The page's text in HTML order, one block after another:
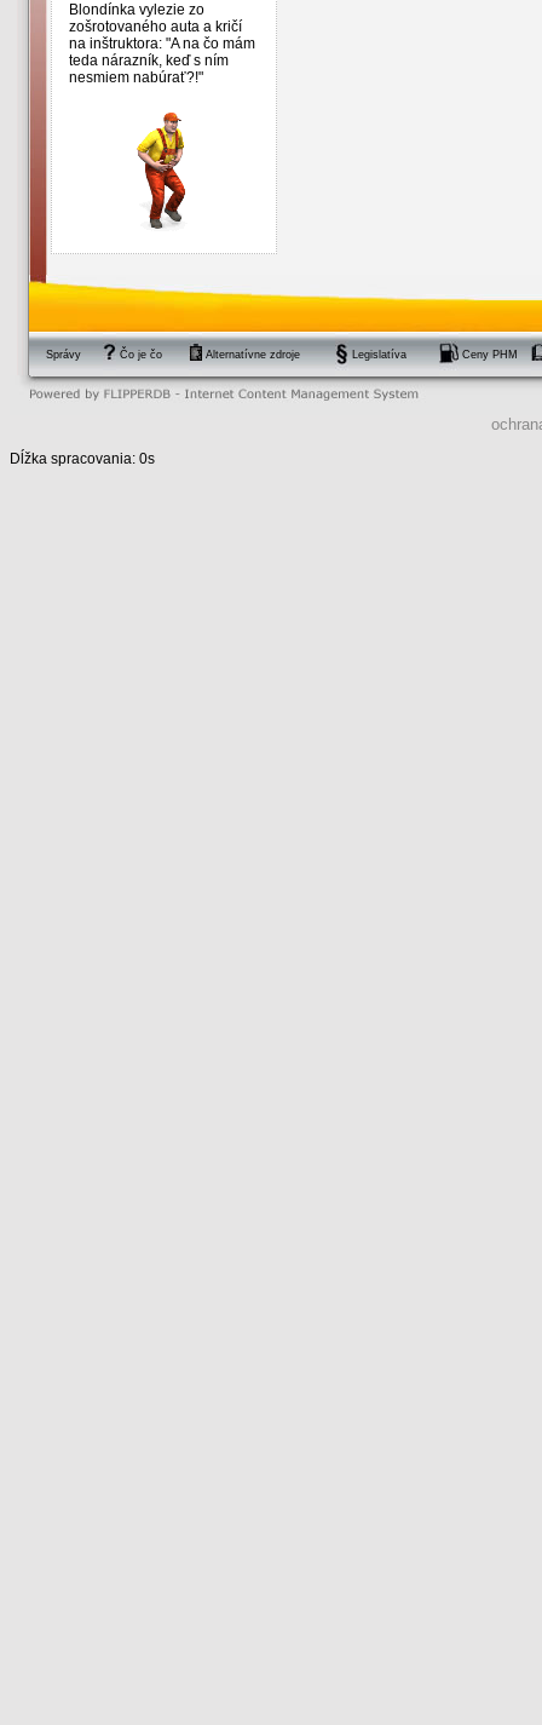
Blondínka vylezie zo
zošrotovaného auta a kričí
na inštruktora: "A na čo mám
teda nárazník, keď s ním
nesmiem nabúrať?!"
Správy Čo je čo Alternatívne zdroje Legislatíva Ceny PHM
Dĺžka spracovania: 0s